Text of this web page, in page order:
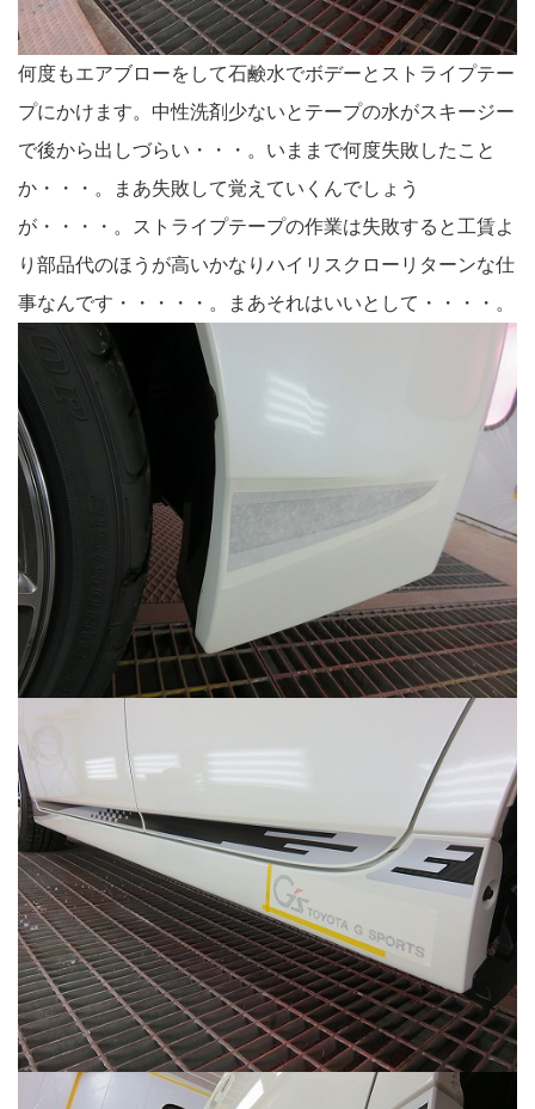
何度もエアブローをして石鹸水でボデーとストライプテー
プにかけます。中性洗剤少ないとテープの水がスキージー
で後から出しづらい・・・。いままで何度失敗したこと
か・・・。まあ失敗して覚えていくんでしょう
が・・・・。ストライプテープの作業は失敗すると工賃よ
り部品代のほうが高いかなりハイリスクローリターンな仕
事なんです・・・・・。まあそれはいいとして・・・・。